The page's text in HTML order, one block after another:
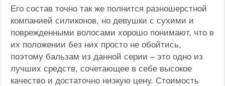
Его состав точно так же полнится разношерстной
компанией силиконов, но девушки с сухими и
поврежденными волосами хорошо понимают, что в
их положении без них просто не обойтись,
поэтому бальзам из данной серии – это одно из
лучших средств, сочетающее в себе высокое
качество и достаточно низкую цену. Стоимость